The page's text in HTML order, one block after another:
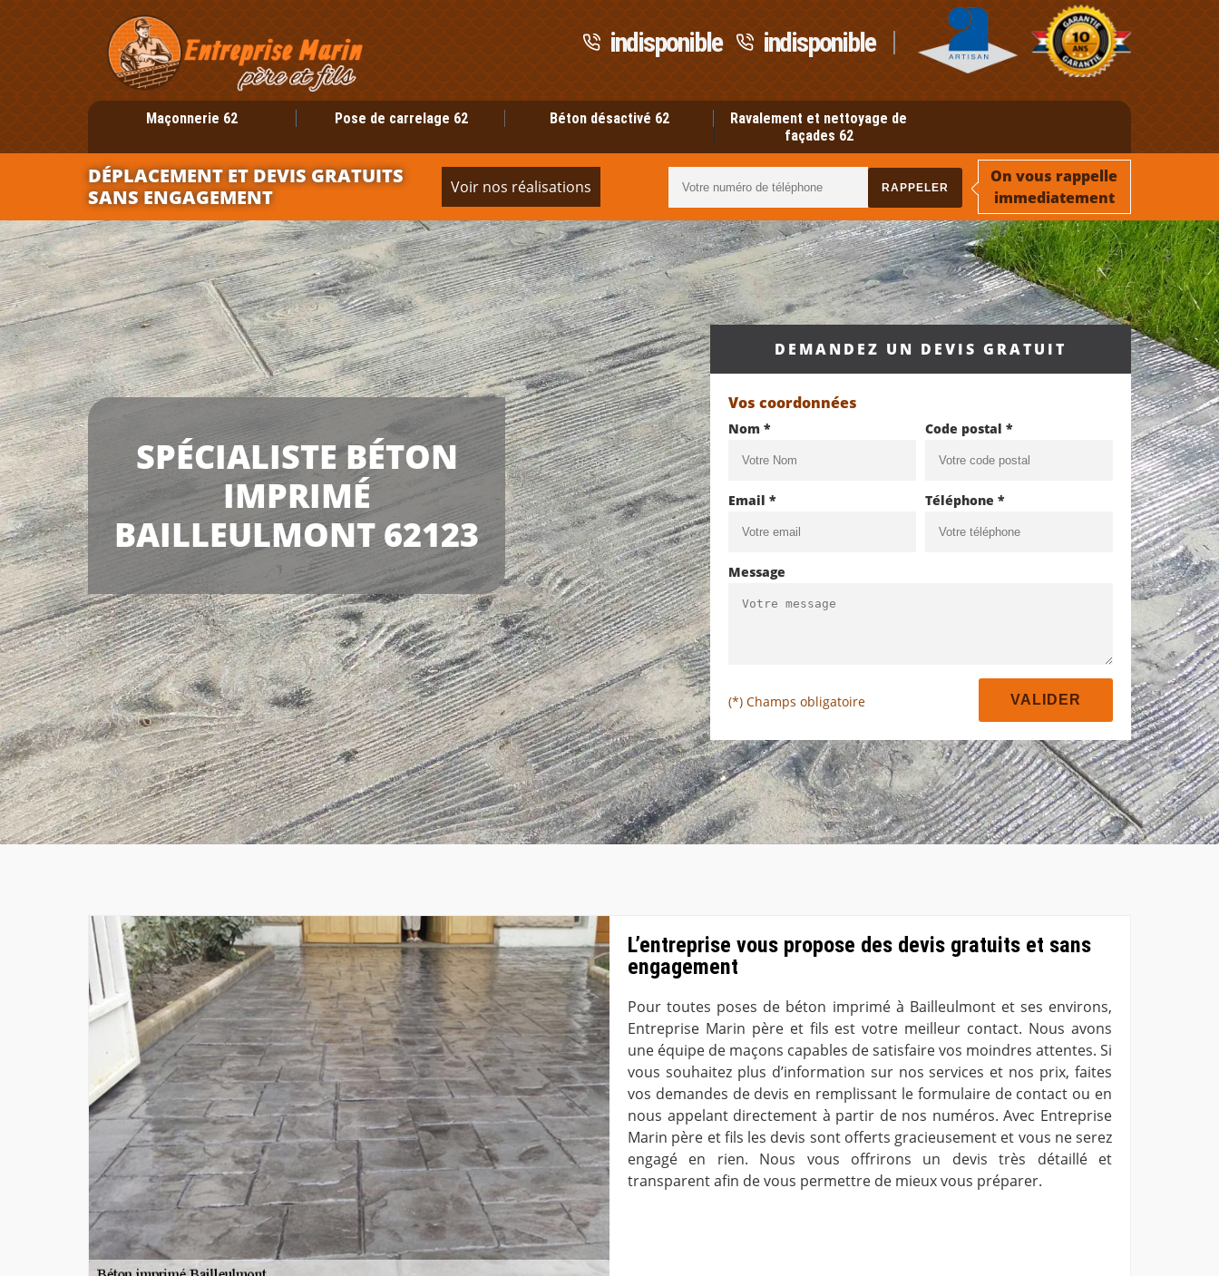
indisponible indisponible
Maçonnerie 62 Pose de carrelage 62 Béton désactivé 62
Ravalement et nettoyage de
façades 62
DÉPLACEMENT ET DEVIS GRATUITS
SANS ENGAGEMENT
Voir nos réalisations
On vous rappelle
immediatement
SPÉCIALISTE BÉTON
IMPRIMÉ
BAILLEULMONT 62123
DEMANDEZ UN DEVIS GRATUIT
Vos coordonnées
Nom * Code postal *
Email * Téléphone *
Message
(*) Champs obligatoire
L’entreprise vous propose des devis gratuits et sans
engagement
Pour toutes poses de béton imprimé à Bailleulmont et ses environs,
Entreprise Marin père et fils est votre meilleur contact. Nous avons
une équipe de maçons capables de satisfaire vos moindres attentes. Si
vous souhaitez plus d’information sur nos services et nos prix, faites
vos demandes de devis en remplissant le formulaire de contact ou en
nous appelant directement à partir de nos numéros. Avec Entreprise
Marin père et fils les devis sont offerts gracieusement et vous ne serez
engagé en rien. Nous vous offrirons un devis très détaillé et
transparent afin de vous permettre de mieux vous préparer.